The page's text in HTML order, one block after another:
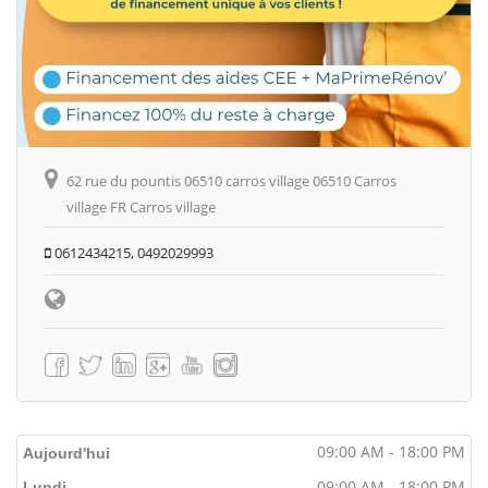
62 rue du pountis 06510 carros village 06510 Carros
village FR Carros village
0612434215, 0492029993
Aujourd'hui 09:00 AM - 18:00 PM